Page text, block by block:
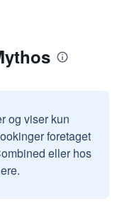
og viser kun
foretaget
eller hos